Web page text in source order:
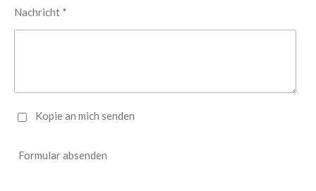
Nachricht *
Kopie an mich senden
Formular absenden